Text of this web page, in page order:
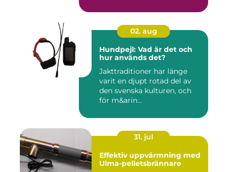
02. aug
Hundpejl: Vad är det och
hur används det?
Jakttraditioner har länge
varit en djupt rotad del av
den svenska kulturen, och
för m&arin...
31. jul
Effektiv uppvärmning med
Ulma-pelletsbrännare